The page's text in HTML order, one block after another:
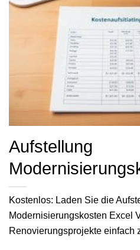
Aufstellung
Kostenlos: Laden Sie die
Modernisierungskosten Excel
Renovierungsprojekte einfach